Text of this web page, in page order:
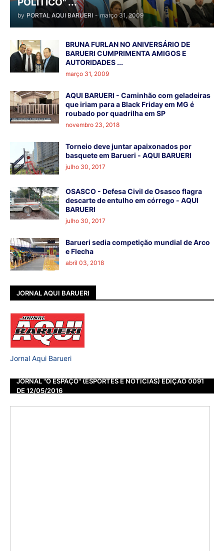
POLÍTICO" ...
by PORTAL AQUI BARUERI - março 31, 2009
BRUNA FURLAN NO ANIVERSÁRIO DE
BARUERI CUMPRIMENTA AMIGOS E
AUTORIDADES ...
março 31, 2009
AQUI BARUERI - Caminhão com geladeiras
que iriam para a Black Friday em MG é
roubado por quadrilha em SP
novembro 23, 2018
Torneio deve juntar apaixonados por
basquete em Barueri - AQUI BARUERI
julho 30, 2017
OSASCO - Defesa Civil de Osasco flagra
descarte de entulho em córrego - AQUI
BARUERI
julho 30, 2017
Barueri sedia competição mundial de Arco
e Flecha
abril 03, 2018
JORNAL AQUI BARUERI
Jornal Aqui Barueri
JORNAL "O ESPAÇO" (ESPORTES E NOTÍCIAS) EDIÇÃO 0091
DE 12/05/2016